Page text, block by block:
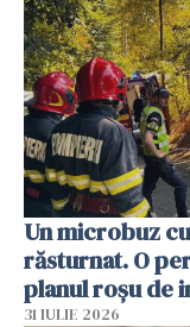
Un microbuz
răsturnat. O
planul roșu de
31 IULIE 2026